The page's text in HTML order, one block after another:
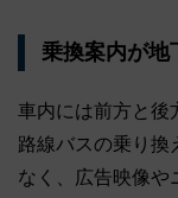
乗換案内が地
車内には前方と後
路線バスの乗り換
なく、広告映像や